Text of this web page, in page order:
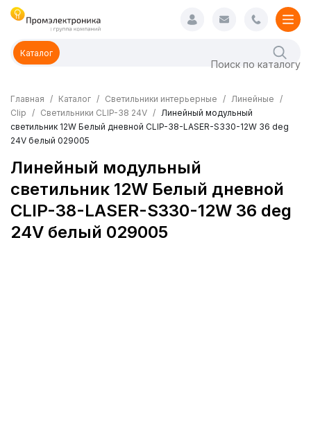
Каталог
Главная Каталог Светильники интерьерные
Линейные
Clip
Светильники CLIP-38 24V
Линейный модульный
светильник 12W Белый дневной CLIP-38-LASER-S330-12W 36 deg
24V белый 029005
Линейный модульный
светильник 12W Белый дневной
CLIP-38-LASER-S330-12W 36 deg
24V белый 029005